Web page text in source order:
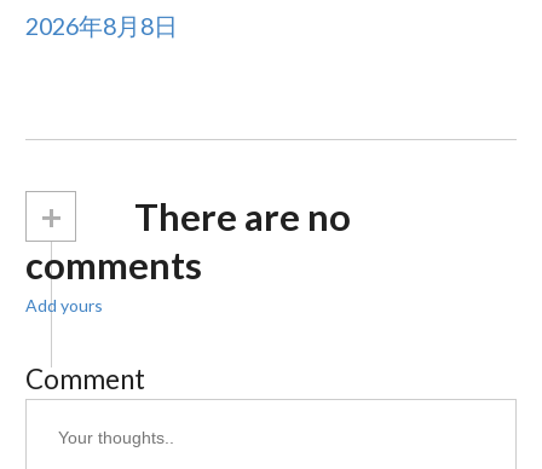
2026年8月8日
+
There are no
comments
Add yours
Comment